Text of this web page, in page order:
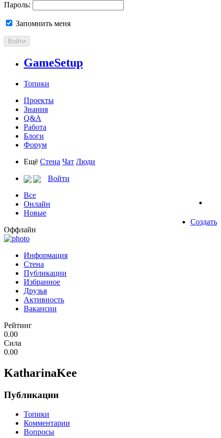
Пароль:
Запомнить меня
Войти
GameSetup
Топики
Проекты
Знания
Q&A
Работа
Блоги
Форум
Ещё Стена Чат Люди
Войти
Все
Онлайн
Новые
Создать
Оффлайн
Информация
Стена
Публикации
Избранное
Друзья
Активность
Вакансии
Рейтинг
0.00
Сила
0.00
KatharinaKee
Публикации
Топики
Комментарии
Вопросы